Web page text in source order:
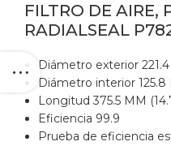
FILTRO DE AIRE,
RADIALSEAL
Diámetro exterior
Diámetro interior 125.8
Longitud 375.5 MM
Eficiencia 99.9
Prueba de eficiencia